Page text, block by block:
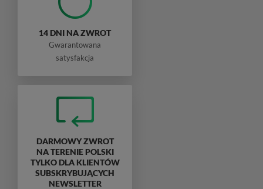
14 DNI NA ZWROT
Gwarantowana
satysfakcja
DARMOWY ZWROT
NA TERENIE POLSKI
TYLKO DLA KLIENTÓW
SUBSKRYBUJĄCYCH
NEWSLETTER